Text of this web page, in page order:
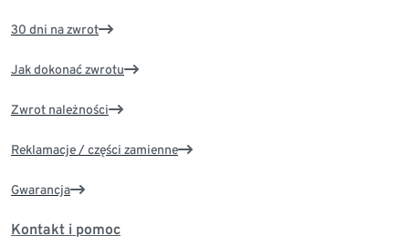
30 dni na zwrot
Jak dokonać zwrotu
Zwrot należności
Reklamacje / części zamienne
Gwarancja
Kontakt i pomoc